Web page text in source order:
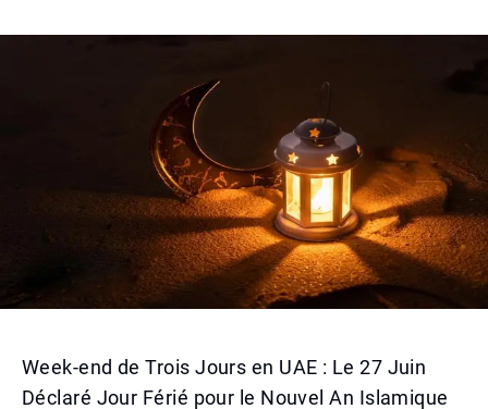
Week-end de Trois Jours en UAE : Le 27 Juin
Déclaré Jour Férié pour le Nouvel An Islamique